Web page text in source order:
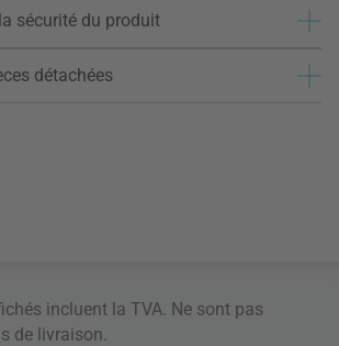
sécurité du produit
détachées
incluent la TVA. Ne sont pas
de livraison